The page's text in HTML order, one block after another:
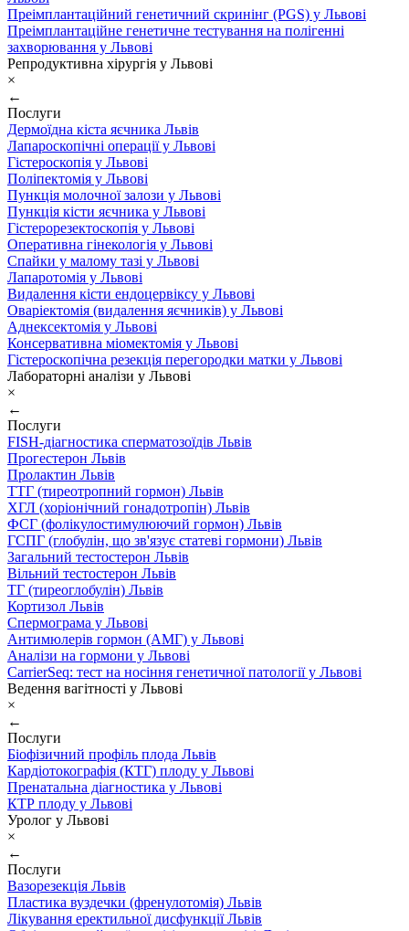
Преімплантаційний генетичний скринінг (PGS) у Львові
Преімплантаційне генетичне тестування на полігенні
захворювання у Львові
Репродуктивна хірургія у Львові
×
←
Послуги
Дермоїдна кіста яєчника Львів
Лапароскопічні операції у Львові
Гістероскопія у Львові
Поліпектомія у Львові
Пункція молочної залози у Львові
Пункція кісти яєчника у Львові
Гістерорезектоскопія у Львові
Оперативна гінекологія у Львові
Спайки у малому тазі у Львові
Лапаротомія у Львові
Видалення кісти ендоцервіксу у Львові
Оваріектомія (видалення яєчників) у Львові
Аднексектомія у Львові
Консервативна міомектомія у Львові
Гістероскопічна резекція перегородки матки у Львові
Лабораторні аналізи у Львові
×
←
Послуги
FISH-діагностика сперматозоїдів Львів
Прогестерон Львів
Пролактин Львів
ТТГ (тиреотропний гормон) Львів
ХГЛ (хоріонічний гонадотропін) Львів
ФСГ (фолікулостимулюючий гормон) Львів
ГСПГ (глобулін, що зв'язує статеві гормони) Львів
Загальний тестостерон Львів
Вільний тестостерон Львів
ТГ (тиреоглобулін) Львів
Кортизол Львів
Спермограма у Львові
Антимюлерів гормон (АМГ) у Львові
Аналізи на гормони у Львові
CarrierSeq: тест на носіння генетичної патології у Львові
Ведення вагітності у Львові
×
←
Послуги
Біофізичний профіль плода Львів
Кардіотокографія (КТГ) плоду у Львові
Пренатальна діагностика у Львові
КТР плоду у Львові
Уролог у Львові
×
←
Послуги
Вазорезекція Львів
Пластика вуздечки (френулотомія) Львів
Лікування еректильної дисфункції Львів